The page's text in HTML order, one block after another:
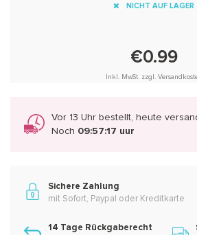
NICHT AUF LAGER
€0.99
Inkl. MwSt. zzgl.
Vor 13 Uhr bestellt, heute
Noch 09:57:17 uur
Sichere Zahlung
mit Sofort, Paypal oder Kreditkarte
14 Tage Rückgaberecht